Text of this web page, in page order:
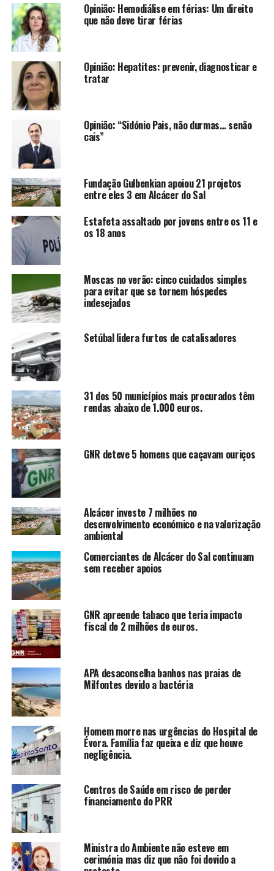
Opinião: Hemodiálise em férias: Um direito
que não deve tirar férias
Opinião: Hepatites: prevenir, diagnosticar e
tratar
Opinião: “Sidónio Pais, não durmas… senão
cais”
Fundação Gulbenkian apoiou 21 projetos
entre eles 3 em Alcácer do Sal
Estafeta assaltado por jovens entre os 11 e
os 18 anos
Moscas no verão: cinco cuidados simples
para evitar que se tornem hóspedes
indesejados
Setúbal lidera furtos de catalisadores
31 dos 50 municípios mais procurados têm
rendas abaixo de 1.000 euros.
GNR deteve 5 homens que caçavam ouriços
Alcácer investe 7 milhões no
desenvolvimento económico e na valorização
ambiental
Comerciantes de Alcácer do Sal continuam
sem receber apoios
GNR apreende tabaco que teria impacto
fiscal de 2 milhões de euros.
APA desaconselha banhos nas praias de
Milfontes devido a bactéria
Homem morre nas urgências do Hospital de
Évora. Família faz queixa e diz que houve
negligência.
Centros de Saúde em risco de perder
financiamento do PRR
Ministra do Ambiente não esteve em
cerimónia mas diz que não foi devido a